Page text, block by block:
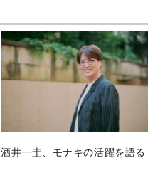
酒井一圭、モナキの活躍を語る